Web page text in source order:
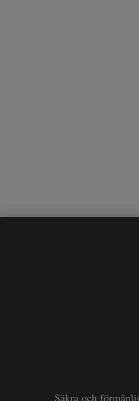
Säkra och